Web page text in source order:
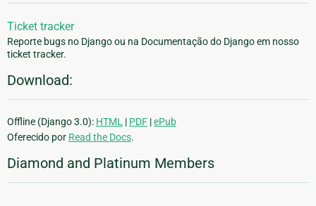
Ticket tracker
Reporte bugs no Django ou na Documentação do Django em nosso
ticket tracker.
Download:
Offline (Django 3.0): HTML | PDF |ePub
Oferecido por Read the Docs.
Diamond and Platinum Members